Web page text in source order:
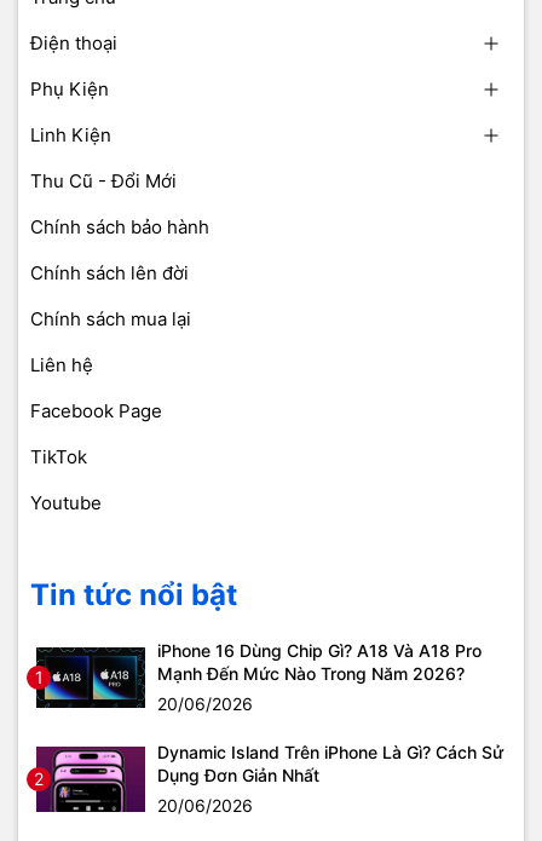
Điện thoại
Phụ Kiện
Linh Kiện
Thu Cũ - Đổi Mới
Chính sách bảo hành
Chính sách lên đời
Chính sách mua lại
Liên hệ
Facebook Page
TikTok
Youtube
Tin tức nổi bật
1
iPhone 16 Dùng Chip Gì? A18 Và A18 Pro
Mạnh Đến Mức Nào Trong Năm 2026?
20/06/2026
2
Dynamic Island Trên iPhone Là Gì? Cách Sử
Dụng Đơn Giản Nhất
20/06/2026